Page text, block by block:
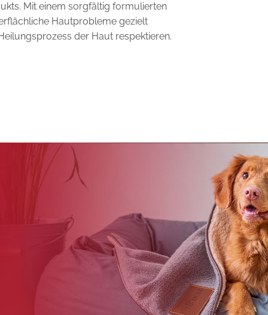
Mit einem sorgfältig formulierten
Hautprobleme gezielt
der Haut respektieren.